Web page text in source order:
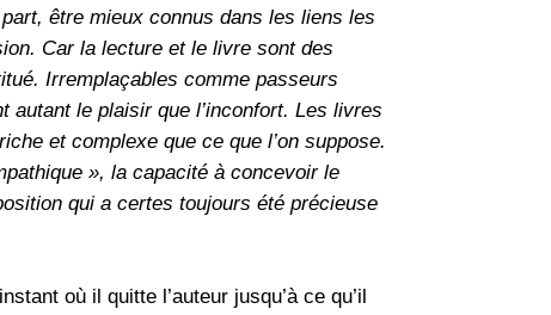
être mieux connus dans les liens les
Car la lecture et le livre sont des
Irremplaçables comme passeurs
autant le plaisir que l’inconfort. Les livres
et complexe que ce que l’on suppose.
», la capacité à concevoir le
qui a certes toujours été précieuse
où il quitte l’auteur jusqu’à ce qu’il